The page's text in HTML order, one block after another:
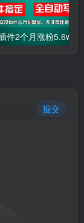
提交